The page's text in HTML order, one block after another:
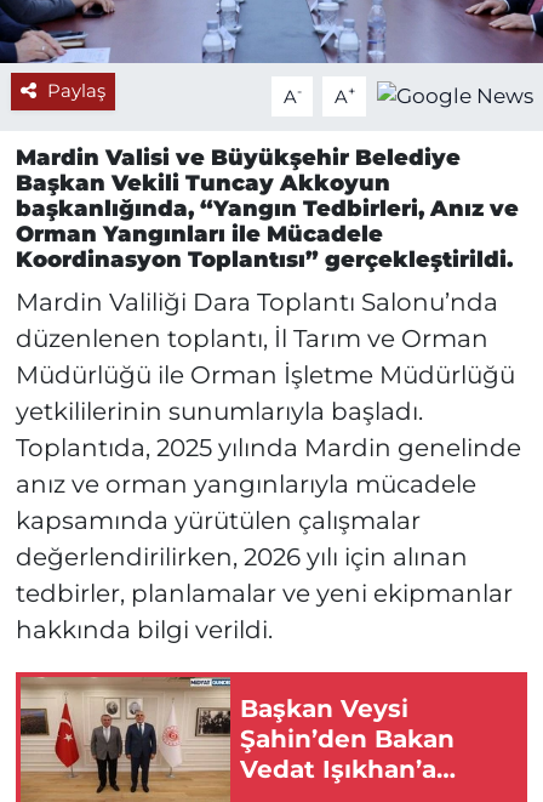
Paylaş A- A+
Mardin Valisi ve Büyükşehir Belediye
Başkan Vekili Tuncay Akkoyun
başkanlığında, “Yangın Tedbirleri, Anız ve
Orman Yangınları ile Mücadele
Koordinasyon Toplantısı” gerçekleştirildi.
Mardin Valiliği Dara Toplantı Salonu’nda
düzenlenen toplantı, İl Tarım ve Orman
Müdürlüğü ile Orman İşletme Müdürlüğü
yetkililerinin sunumlarıyla başladı.
Toplantıda, 2025 yılında Mardin genelinde
anız ve orman yangınlarıyla mücadele
kapsamında yürütülen çalışmalar
değerlendirilirken, 2026 yılı için alınan
tedbirler, planlamalar ve yeni ekipmanlar
hakkında bilgi verildi.
Başkan Veysi
Şahin’den Bakan
Vedat Işıkhan’a